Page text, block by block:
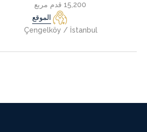
15,200 قدم مربع
الموقع
Çengelköy / İstanbul